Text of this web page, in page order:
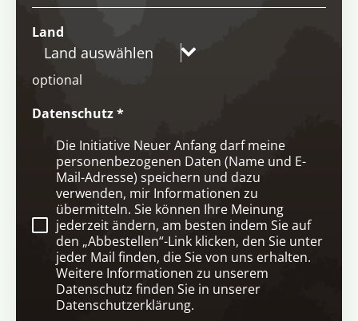
Land
Land auswählen
optional
Datenschutz*
Die Initiative Neuer Anfang darf meine
personenbezogenen Daten (Name und E-
Mail-Adresse) speichern und dazu
verwenden, mir Informationen zu
übermitteln. Sie können Ihre Meinung
jederzeit ändern, am besten indem Sie auf
den „Abbestellen“-Link klicken, den Sie unter
jeder Mail finden, die Sie von uns erhalten.
Weitere Informationen zu unserem
Datenschutz finden Sie in unserer
Datenschutzerklärung.